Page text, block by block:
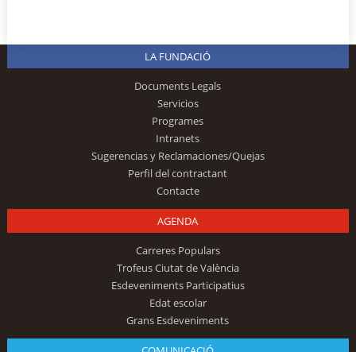
LA FUNDACIÓ
Documents Legals
Servicios
Programes
Intranets
Sugerencias y Reclamaciones/Quejas
Perfil del contractant
Contacte
AGENDA
Carreres Populars
Trofeus Ciutat de València
Esdeveniments Participatius
Edat escolar
Grans Esdeveniments